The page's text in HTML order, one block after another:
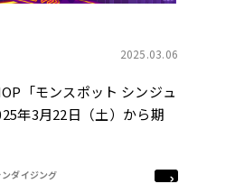
2025.03.06
「モンスポット シンジュ
年3月22日（土）から期
ダイジング